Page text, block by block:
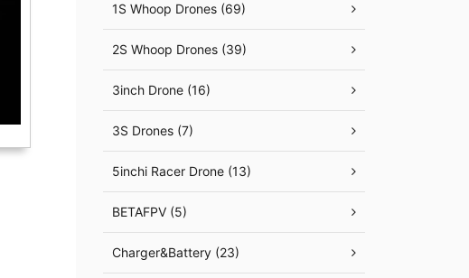
1S Whoop Drones (69)
2S Whoop Drones (39)
3inch Drone (16)
3S Drones (7)
5inchi Racer Drone (13)
BETAFPV (5)
Charger&Battery (23)